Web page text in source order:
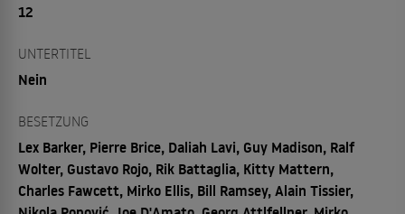
12
UNTERTITEL
Nein
BESETZUNG
Lex Barker, Pierre Brice, Daliah Lavi, Guy Madison, Ralf
Wolter, Gustavo Rojo, Rik Battaglia, Kitty Mattern,
Charles Fawcett, Mirko Ellis, Bill Ramsey, Alain Tissier,